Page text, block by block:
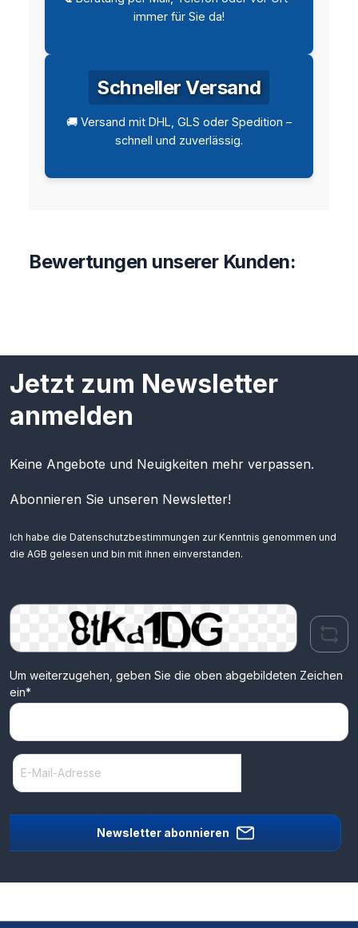
immer für Sie da!
Schneller Versand
🚚 Versand mit DHL, GLS oder Spedition –
schnell und zuverlässig.
Bewertungen unserer Kunden:
Jetzt zum Newsletter
anmelden
Keine Angebote und Neuigkeiten mehr verpassen.
Abonnieren Sie unseren Newsletter!
Ich habe die Datenschutzbestimmungen zur Kenntnis genommen und
die AGB gelesen und bin mit ihnen einverstanden.
Um weiterzugehen, geben Sie die oben abgebildeten Zeichen
ein*
Newsletter abonnieren